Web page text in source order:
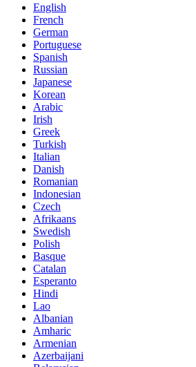
English
French
German
Portuguese
Spanish
Russian
Japanese
Korean
Arabic
Irish
Greek
Turkish
Italian
Danish
Romanian
Indonesian
Czech
Afrikaans
Swedish
Polish
Basque
Catalan
Esperanto
Hindi
Lao
Albanian
Amharic
Armenian
Azerbaijani